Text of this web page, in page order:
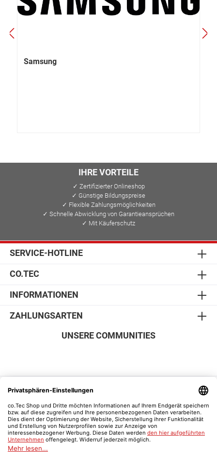
Samsung
IHRE VORTEILE
✓ Zertifizierter Onlineshop
✓ Günstige Bildungspreise
✓ Flexible Zahlungsmöglichkeiten
✓ Schnelle Abwicklung von Garantieansprüchen
✓ Mit Käuferschutz
SERVICE-HOTLINE
CO.TEC
INFORMATIONEN
ZAHLUNGSARTEN
SICHER EINKAUFEN
UNSERE COMMUNITIES